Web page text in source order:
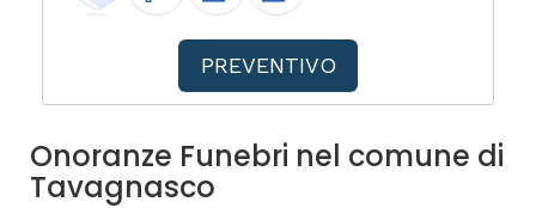
PREVENTIVO
Onoranze Funebri nel comune di
Tavagnasco